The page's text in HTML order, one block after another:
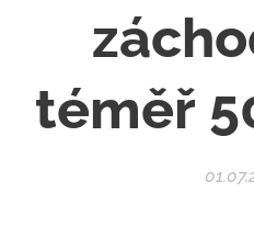
téměř